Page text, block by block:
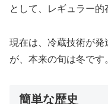
として、レギュラー的
現在は、冷蔵技術が
が、本来の旬は冬です
簡単な歴史